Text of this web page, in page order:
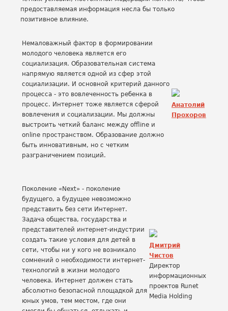
предоставляемая информация несла бы только
позитивное влияние.
Немаловажный фактор в формировании
молодого человека является его
социализация. Образовательная система
напрямую является одной из сфер этой
социализации. И основной критерий данного
процесса - это вовлеченность ребенка в
процесс. Интернет тоже является сферой
вовлечения и социализации. Мы должны
выстроить четкий баланс между offline и
online пространством. Образование должно
быть инновативным, но с четким
разграничением позиций.
Анатолий
Прохоров
Поколение «Next» - поколение
будущего, а будущее невозможно
представить без сети Интернет.
Задача общества, государства и
представителей интернет-индустрии
создать такие условия для детей в
сети, чтобы ни у кого не возникало
сомнений о необходимости интернет-
технологий в жизни молодого
человека. Интернет должен стать
абсолютно безопасной площадкой для
юных умов, тем местом, где они
Дмитрий
Чистов
Директор
информационных
проектов Runet
Media Holding